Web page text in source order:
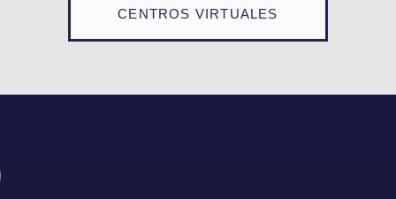
CENTROS VIRTUALES